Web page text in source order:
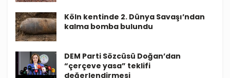
Köln kentinde 2. Dünya Savaşı’ndan
kalma bomba bulundu
DEM Parti Sözcüsü Doğan’dan
“çerçeve yasa” teklifi
değerlendirmesi